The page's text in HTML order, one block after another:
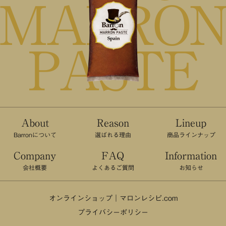
PASTE
About
Barronについて
Reason
選ばれる理由
Lineup
商品ラインナップ
Company
会社概要
FAQ
よくあるご質問
Information
お知らせ
オンラインショップ｜
マロンレシピ.com
プライバシーポリシー